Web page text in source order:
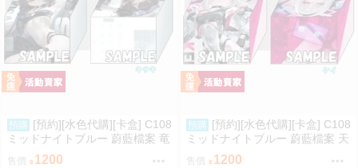
預購
[預約][水色代購][卡盒] C108
ミッドナイトブルー 蔚藍檔案 竜
華キサキ
售價 1200
預購
[預約][水色代購][卡盒] C108
ミッドナイトブルー 蔚藍檔案 天
童ケイ
售價 1200